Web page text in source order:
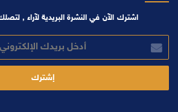
اشترك الآن في النشرة البريدية لآراء , لتصلك
بريدك
الإلكتروني